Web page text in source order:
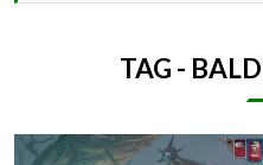
TAG -